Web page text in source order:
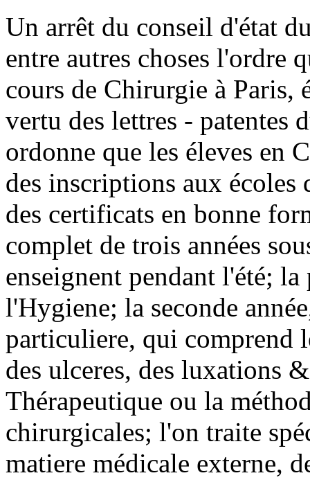
Un arrêt du conseil d'état
entre autres choses l'ordre
cours de Chirurgie à Paris,
vertu des lettres - patentes
ordonne que les éleves en
des inscriptions aux
des certificats en bonne
complet de trois années
enseignent pendant l'été;
l'Hygiene; la seconde
particuliere, qui comprend
des ulceres, des luxations
Thérapeutique ou la
chirurgicales; l'on traite
matiere médicale externe,